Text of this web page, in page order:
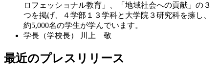
ロフェッショナル教育」、「地域社会への貢献」の３
つを掲げ、４学部１３学科と大学院３研究科を擁し、
約5,000名の学生が学んでいます。
学長（学校長）
川上 敬
最近のプレスリリース